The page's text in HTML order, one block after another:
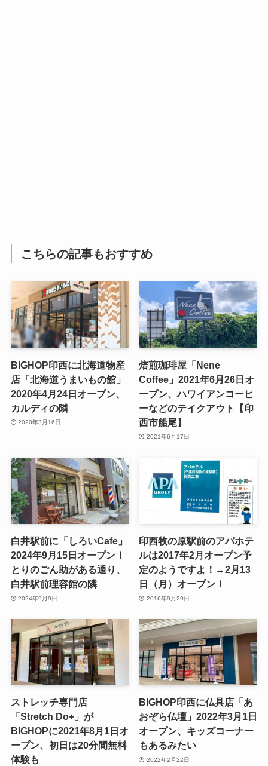
こちらの記事もおすすめ
BIGHOP印西に北海道物産
店「北海道うまいもの館」
2020年4月24日オープン、
カルディの隣
2020年3月16日
焙煎珈琲屋「Nene
Coffee」2021年6月26日オ
ープン、ハワイアンコーヒ
ーなどのテイクアウト【印
西市船尾】
2021年6月17日
白井駅前に「しろいCafe」
2024年9月15日オープン！
とりのごん助がある通り、
白井駅前理容館の隣
2024年9月9日
印西牧の原駅前のアパホテ
ルは2017年2月オープン予
定のようですよ！→2月13
日（月）オープン！
2016年9月29日
ストレッチ専門店
「Stretch Do+」が
BIGHOPに2021年8月1日オ
ープン、初日は20分間無料
体験も
BIGHOP印西に仏具店「あ
おぞら仏壇」2022年3月1日
オープン、キッズコーナー
もあるみたい
2022年2月22日